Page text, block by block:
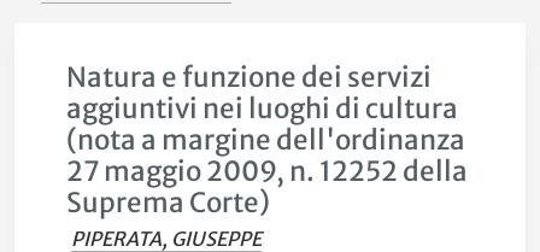
Natura e funzione dei servizi
aggiuntivi nei luoghi di cultura
(nota a margine dell'ordinanza
27 maggio 2009, n. 12252 della
Suprema Corte)
PIPERATA, GIUSEPPE